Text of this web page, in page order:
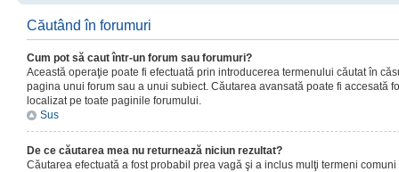
Căutând în forumuri
Cum pot să caut într-un forum sau forumuri?
Această operaţie poate fi efectuată prin introducerea termenului căutat în
pagina unui forum sau a unui subiect. Căutarea avansată poate fi accesată
localizat pe toate paginile forumului.
Sus
De ce căutarea mea nu returnează niciun rezultat?
Căutarea efectuată a fost probabil prea vagă şi a inclus mulţi termeni